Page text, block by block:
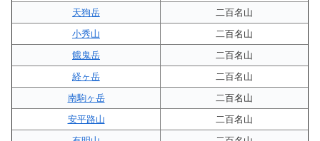
天狗岳
二百名山
小秀山
二百名山
餓鬼岳
二百名山
経ヶ岳
二百名山
南駒ヶ岳
二百名山
安平路山
二百名山